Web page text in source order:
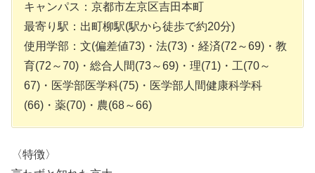
キャンパス：京都市左京区吉田本町
最寄り駅：出町柳駅(駅から徒歩で約20分)
使用学部：文(偏差値73)・法(73)・経済(72～69)・教
育(72～70)・総合人間(73～69)・理(71)・工(70～
67)・医学部医学科(75)・医学部人間健康科学科
(66)・薬(70)・農(68～66)
〈特徴〉